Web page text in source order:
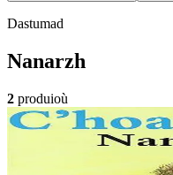
Dastumad
Nanarzh
2 produioù
2 vloaz hag ouzhpenn
An Here
C'hoar vihan Nanarzh